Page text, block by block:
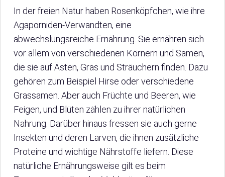
In der freien Natur haben Rosenköpfchen, wie ihre
Agaporniden-Verwandten, eine
abwechslungsreiche Ernährung. Sie ernähren sich
vor allem von verschiedenen Körnern und Samen,
die sie auf Ästen, Gras und Sträuchern finden. Dazu
gehören zum Beispiel Hirse oder verschiedene
Grassamen. Aber auch Früchte und Beeren, wie
Feigen, und Blüten zählen zu ihrer natürlichen
Nahrung. Darüber hinaus fressen sie auch gerne
Insekten und deren Larven, die ihnen zusätzliche
Proteine und wichtige Nährstoffe liefern. Diese
natürliche Ernährungsweise gilt es beim